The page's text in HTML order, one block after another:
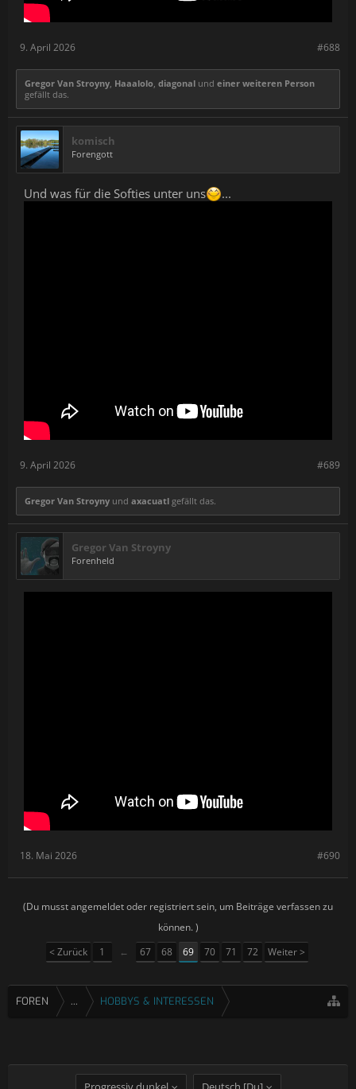
#688
9. April 2026
Gregor Van Stroyny, Haaalolo, diagonal und einer weiteren Person
gefällt das.
komisch
Forengott
Und was für die Softies unter uns ...
#689
9. April 2026
Gregor Van Stroyny und axacuatl gefällt das.
Gregor Van Stroyny
Forenheld
#690
18. Mai 2026
(Du musst angemeldet oder registriert sein, um Beiträge verfassen zu
können. )
< Zurück
1 ← 67 68 69 70 71 72 Weiter >
FOREN ... HOBBYS & INTERESSEN